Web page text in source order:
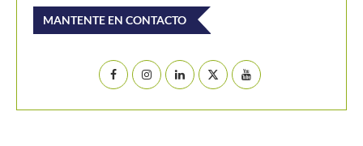
MANTENTE EN CONTACTO